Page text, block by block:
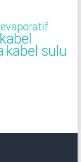
evaporatif
kabel
kabel sulu